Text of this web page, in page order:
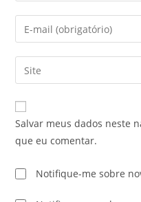
Salvar meus dados neste
que eu comentar.
Notifique-me sobre